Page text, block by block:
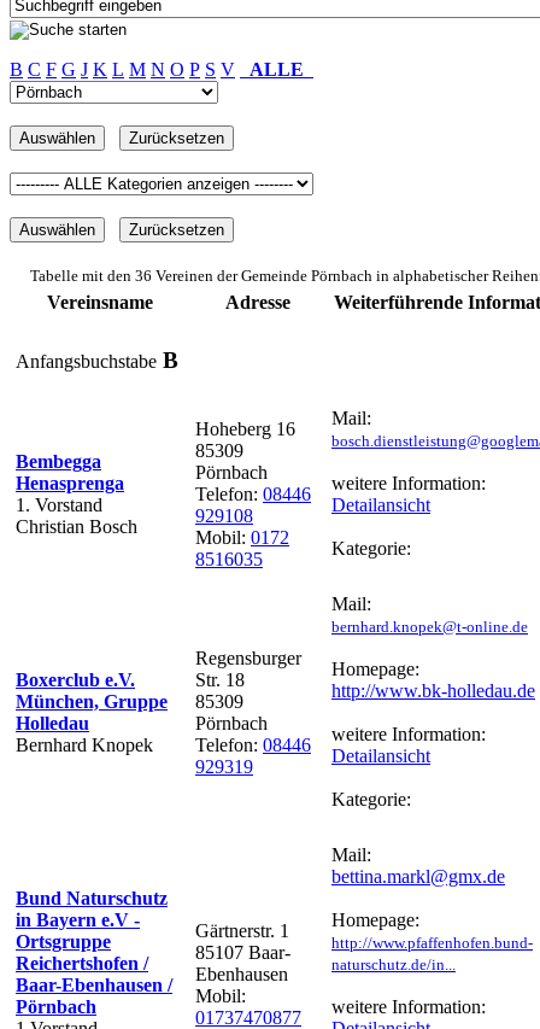
B C F G J K L M N O P S V ALLE
Tabelle mit den 36 Vereinen der Gemeinde Pörnbach in alphabetischer
Vereinsname Adresse Weiterführende
Anfangsbuchstabe B
Bembegga
Henasprenga
1. Vorstand
Christian Bosch
Hoheberg 16
85309
Pörnbach
Telefon: 08446
929108
Mobil: 0172
8516035
Mail:
weitere Information:
Detailansicht
Kategorie:
Boxerclub e.V.
München, Gruppe
Holledau
Bernhard Knopek
Regensburger
Str. 18
85309
Pörnbach
Telefon: 08446
929319
Mail:
bernhard.knopek@t-online.de
Homepage:
http://www.bk-holledau.de
weitere Information:
Detailansicht
Kategorie:
Bund Naturschutz
in Bayern e.V -
Ortsgruppe
Reichertshofen /
Baar-Ebenhausen /
Pörnbach
Gärtnerstr. 1
85107 Baar-
Ebenhausen
Mobil:
01737470877
Mail:
bettina.markl@gmx.de
Homepage:
http://www.pfaffenhofen.bund-
naturschutz.de/in...
weitere Information: